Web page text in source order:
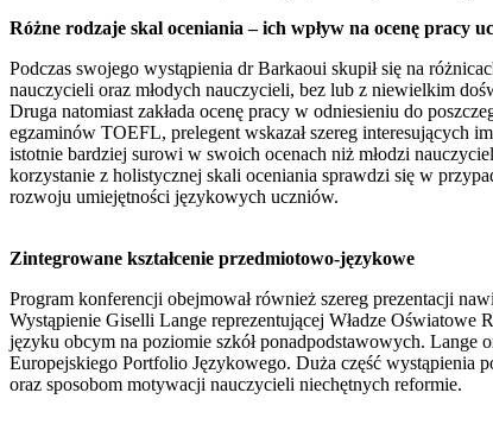
Różne rodzaje skal oceniania – ich wpływ na ocenę pracy
Podczas swojego wystąpienia dr Barkaoui skupił się na
nauczycieli oraz młodych nauczycieli, bez lub z niewielkim
Druga natomiast zakłada ocenę pracy w odniesieniu do
egzaminów TOEFL, prelegent wskazał szereg
istotnie bardziej surowi w swoich ocenach niż młodzi
korzystanie z holistycznej skali oceniania sprawdzi się w
rozwoju umiejętności językowych uczniów.
Zintegrowane kształcenie przedmiotowo-językowe
Program konferencji obejmował również szereg prezentacji
Wystąpienie Giselli Lange reprezentującej Władze
języku obcym na poziomie szkół ponadpodstawowych. Lange
Europejskiego Portfolio Językowego. Duża część wystąpienia
oraz sposobom motywacji nauczycieli niechętnych reformie.